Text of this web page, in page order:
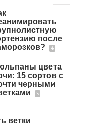
после
4
цвета
15 сортов с
черными
3
ветки